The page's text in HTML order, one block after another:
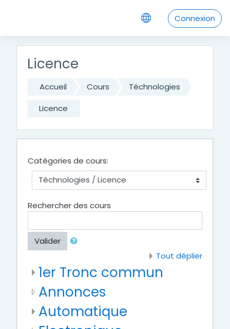
Connexion
Licence
Accueil Cours
Téchnologies
Licence
Catégories de cours:
Rechercher des cours
Valider
Tout déplier
1er Tronc commun
Annonces
Automatique